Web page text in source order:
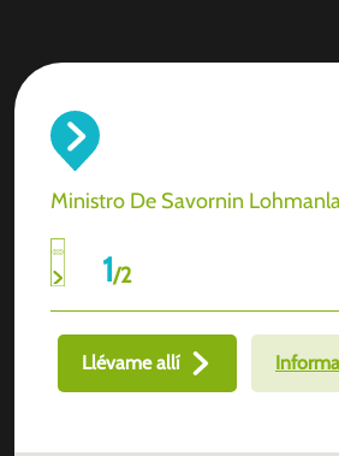
Ministro De Savornin
1/2
Llévame allí